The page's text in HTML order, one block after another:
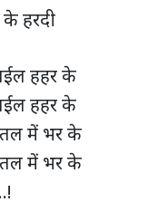
हरदी
हहर के
हहर के
में भर के
में भर के